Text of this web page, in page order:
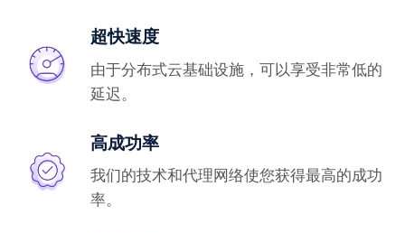
超快速度
由于分布式云基础设施，可以享受非常低的
延迟。
高成功率
我们的技术和代理网络使您获得最高的成功
率。